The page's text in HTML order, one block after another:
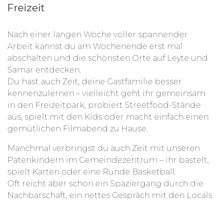
Freizeit
Nach einer langen Woche voller spannender
Arbeit kannst du am Wochenende erst mal
abschalten und die schönsten Orte auf Leyte und
Samar entdecken.
Du hast auch Zeit, deine Gastfamilie besser
kennenzulernen – vielleicht geht ihr gemeinsam
in den Freizeitpark, probiert Streetfood-Stände
aus, spielt mit den Kids oder macht einfach einen
gemütlichen Filmabend zu Hause.
Manchmal verbringst du auch Zeit mit unseren
Patenkindern im Gemeindezentrum – ihr bastelt,
spielt Karten oder eine Runde Basketball.
Oft reicht aber schon ein Spaziergang durch die
Nachbarschaft, ein nettes Gespräch mit den Locals